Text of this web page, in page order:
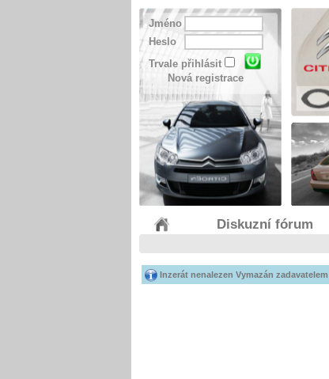
Jméno
Heslo
Trvale přihlásit
Nová registrace
Diskuzní fórum
Inzerát nenalezen Vymazán